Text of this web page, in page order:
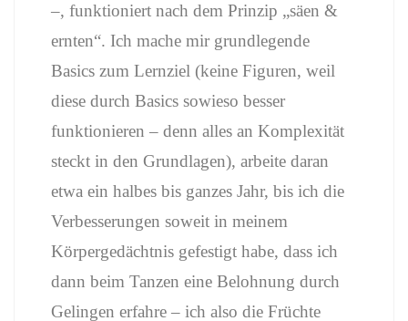
–, funktioniert nach dem Prinzip „säen &
ernten“. Ich mache mir grundlegende
Basics zum Lernziel (keine Figuren, weil
diese durch Basics sowieso besser
funktionieren – denn alles an Komplexität
steckt in den Grundlagen), arbeite daran
etwa ein halbes bis ganzes Jahr, bis ich die
Verbesserungen soweit in meinem
Körpergedächtnis gefestigt habe, dass ich
dann beim Tanzen eine Belohnung durch
Gelingen erfahre – ich also die Früchte